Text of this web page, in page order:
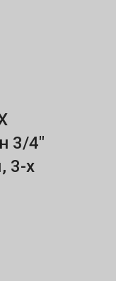
3/4"
3-х